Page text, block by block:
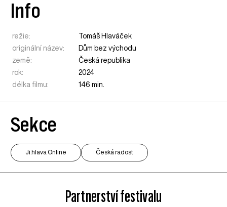
Info
režie:
Tomáš Hlaváček
originální název:
Dům bez východu
země:
Česká republika
rok:
2024
délka filmu:
146 min.
Sekce
Ji.hlava Online Česká radost
Partnerství festivalu